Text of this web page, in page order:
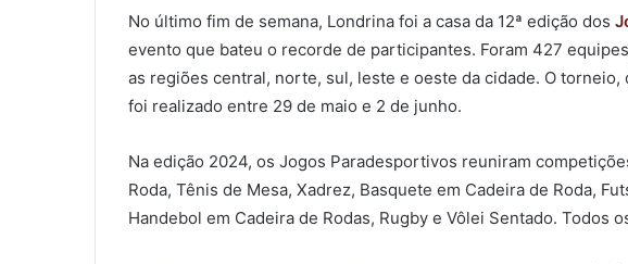
No último fim de semana, Londrina foi a casa da 12ª edição dos
evento que bateu o recorde de participantes. Foram 427
as regiões central, norte, sul, leste e oeste da cidade. O
foi realizado entre 29 de maio e 2 de junho.
Na edição 2024, os Jogos Paradesportivos reuniram
Roda, Tênis de Mesa, Xadrez, Basquete em Cadeira de Roda,
Handebol em Cadeira de Rodas, Rugby e Vôlei Sentado.
COMPARTILHAMENTOS